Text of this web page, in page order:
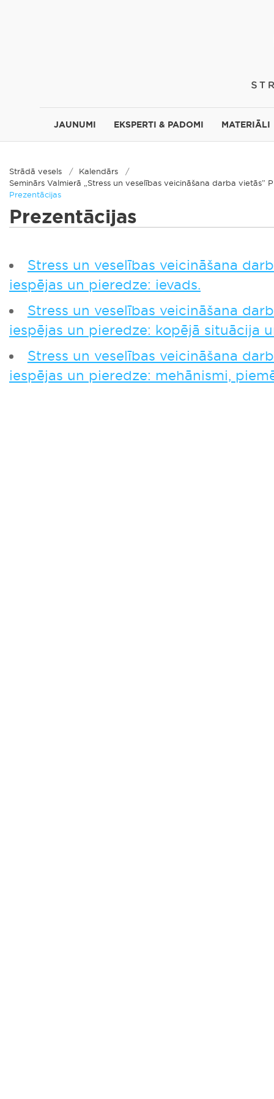
JAUNUMI EKSPERTI & PADOMI MATERIĀLI
Strādā vesels
Kalendārs
Seminārs Valmierā „Stress un veselības veicināšana darba vietās”
Prezentācijas
Prezentācijas
Stress un veselības veicināšana
iespējas un pieredze: ievads.
Stress un veselības veicināšana
iespējas un pieredze: kopējā situācija
Stress un veselības veicināšana
iespējas un pieredze: mehānismi,